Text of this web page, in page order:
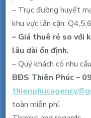
bao
thuế-
điện
– Trục đường huyết
khu vực lân cận:
– Giá thuê rẻ so với
lâu dài ổn định.
– Quý khách có nhu
BĐS Thiên Phúc –
toàn miễn phí.